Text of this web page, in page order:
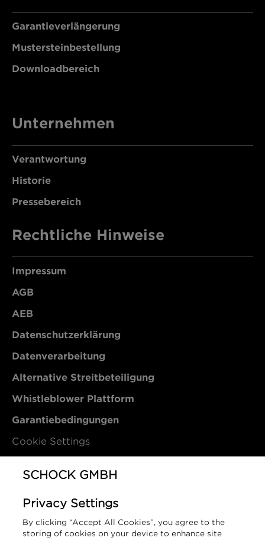
Garantieverlängerung
Mustersteinbestellung
Downloadbereich
Unternehmen
Verantwortung
Historie
Pressebereich
Rechtliche Hinweise
Impressum
AGB
AEB
Datenschutzerklärung
Datenverarbeitung
Alternative Streitbeteiligung
Whistleblower Plattform
Garantiebedingungen
Cookie Settings
Kontakt
SCHOCK GmbH
Hofbauerstraße 1
SCHOCK GMBH
Privacy Settings
By clicking “Accept All Cookies”, you agree to the
storing of cookies on your device to enhance site